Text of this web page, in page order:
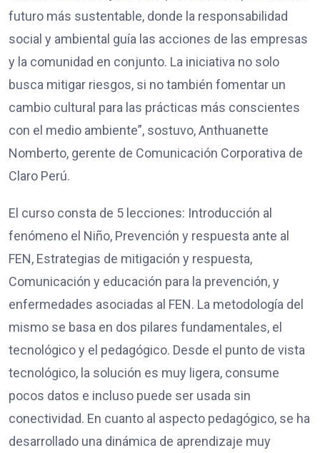
futuro más sustentable, donde la responsabilidad
social y ambiental guía las acciones de las empresas
y la comunidad en conjunto. La iniciativa no solo
busca mitigar riesgos, si no también fomentar un
cambio cultural para las prácticas más conscientes
con el medio ambiente”, sostuvo, Anthuanette
Nomberto, gerente de Comunicación Corporativa de
Claro Perú.
El curso consta de 5 lecciones: Introducción al
fenómeno el Niño, Prevención y respuesta ante al
FEN, Estrategias de mitigación y respuesta,
Comunicación y educación para la prevención, y
enfermedades asociadas al FEN. La metodología del
mismo se basa en dos pilares fundamentales, el
tecnológico y el pedagógico. Desde el punto de vista
tecnológico, la solución es muy ligera, consume
pocos datos e incluso puede ser usada sin
conectividad. En cuanto al aspecto pedagógico, se ha
desarrollado una dinámica de aprendizaje muy